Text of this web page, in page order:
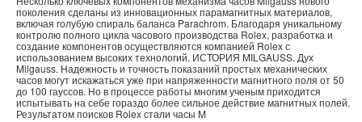
поколения сделаны из инновационных парамагнитных материалов,
включая голубую спираль баланса Parachrom. Благодаря уникальному
контролю полного цикла часового производства Rolex, разработка и
создание компонентов осуществляются компанией Rolex с
использованием высоких технологий. ИСТОРИЯ MILGAUSS. Дух
Milgauss. Надежность и точность показаний простых механических
часов могут искажаться уже при напряженности магнитного поля от 50
до 100 гауссов. Но в процессе работы многим ученым приходится
испытывать на себе гораздо более сильное действие магнитных полей.
Результатом поисков Rolex стали часы M